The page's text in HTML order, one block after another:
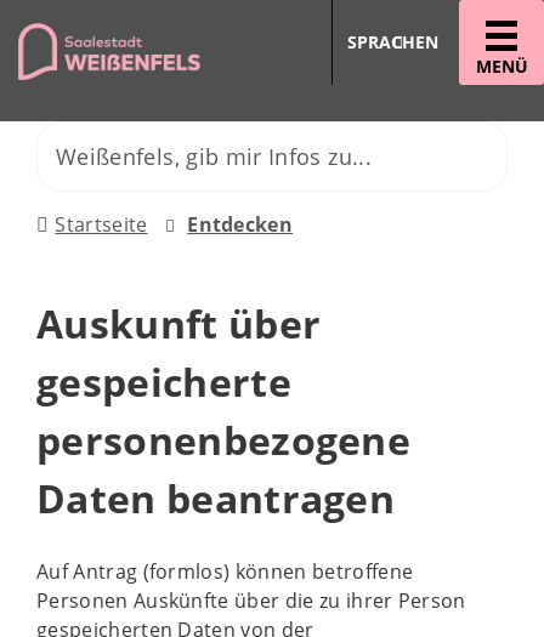
MENÜ
SPRACHEN
Startseite Entdecken
Auskunft über
gespeicherte
personenbezogene
Daten beantragen
Auf Antrag (formlos) können betroffene
Personen Auskünfte über die zu ihrer Person
gespeicherten Daten von der